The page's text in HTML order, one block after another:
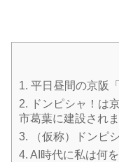
1. 平日昼間の京阪
2. ドンピシャ！は
市葛葉に建設され
3. （仮称）ドンピ
4. AI時代に私は何